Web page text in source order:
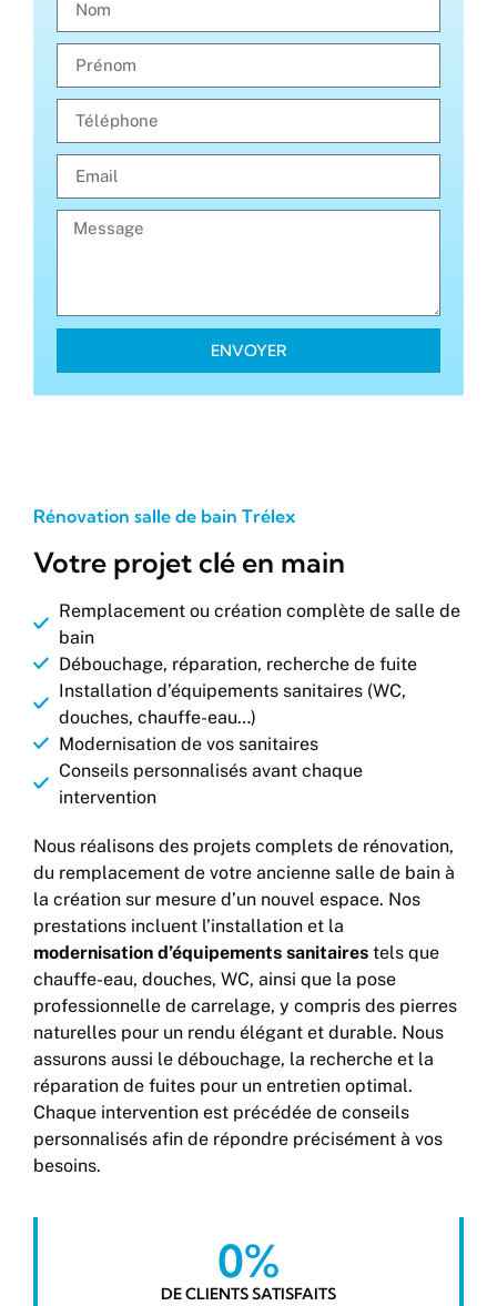
ENVOYER
Rénovation salle de bain Trélex
Votre projet clé en main
Remplacement ou création complète de salle de
bain
Débouchage, réparation, recherche de fuite
Installation d’équipements sanitaires (WC,
douches, chauffe-eau…)
Modernisation de vos sanitaires
Conseils personnalisés avant chaque
intervention
Nous réalisons des projets complets de rénovation,
du remplacement de votre ancienne salle de bain à
la création sur mesure d’un nouvel espace. Nos
prestations incluent l’installation et la
modernisation d’équipements sanitaires tels que
chauffe-eau, douches, WC, ainsi que la pose
professionnelle de carrelage, y compris des pierres
naturelles pour un rendu élégant et durable. Nous
assurons aussi le débouchage, la recherche et la
réparation de fuites pour un entretien optimal.
Chaque intervention est précédée de conseils
personnalisés afin de répondre précisément à vos
besoins.
DE CLIENTS SATISFAITS
0%